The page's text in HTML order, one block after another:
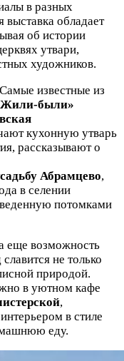
в разных
обладает
об истории
утвари,
художников.
известные из
были»
кухонную утварь
рассказывают о
Абрамцево,
в селении
потомками
еще возможность
не только
природой.
в уютном кафе
,
в стиле
еду.